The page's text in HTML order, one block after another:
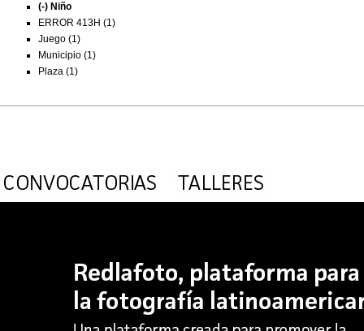
(-) Niño
ERROR 413H (1)
Juego (1)
Municipio (1)
Plaza (1)